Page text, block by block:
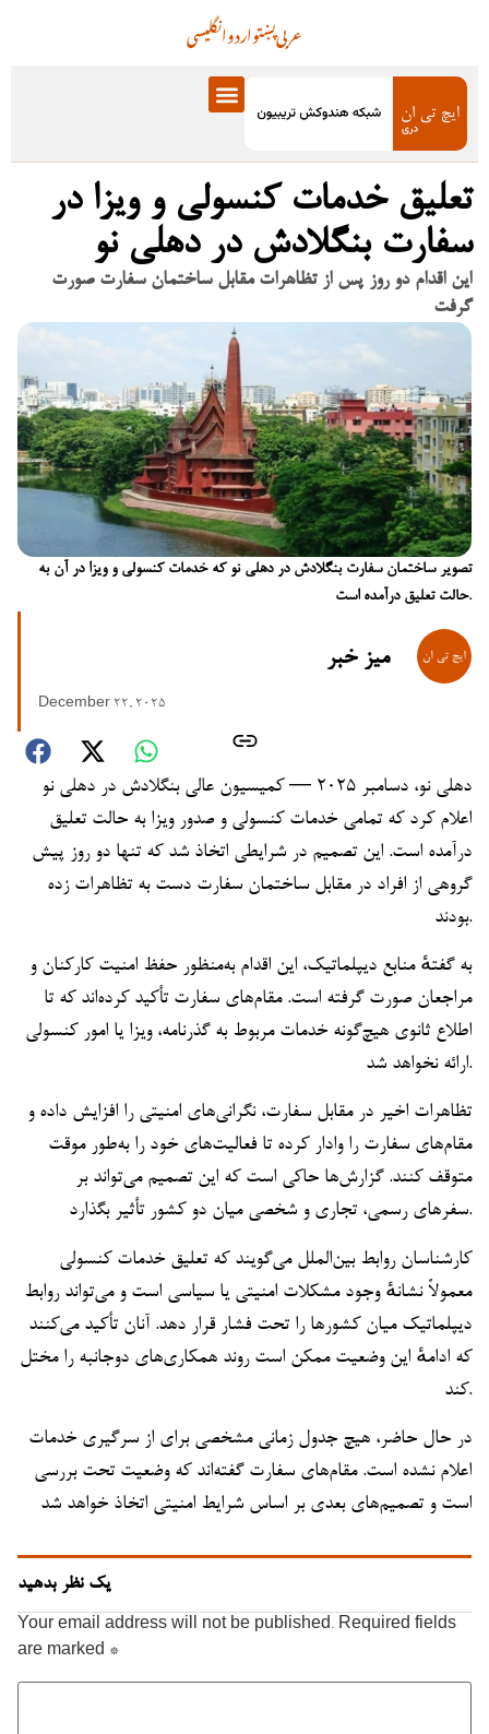
انگلیسیاردوپښتوعربی
تعلیق خدمات کنسولی و ویزا در
سفارت بنگلادش در دهلی نو
این اقدام دو روز پس از تظاهرات مقابل ساختمان سفارت صورت
گرفت
تصویر ساختمان سفارت بنگلادش در دهلی نو که خدمات کنسولی و ویزا در آن به
حالت تعلیق درآمده است.
میز خبر
December 22, 2025
دهلی نو، دسامبر ۲۰۲۵ — کمیسیون عالی بنگلادش در دهلی نو
اعلام کرد که تمامی خدمات کنسولی و صدور ویزا به حالت تعلیق
درآمده است. این تصمیم در شرایطی اتخاذ شد که تنها دو روز پیش
گروهی از افراد در مقابل ساختمان سفارت دست به تظاهرات زده
بودند.
به گفتهٔ منابع دیپلماتیک، این اقدام به‌منظور حفظ امنیت کارکنان و
مراجعان صورت گرفته است. مقام‌های سفارت تأکید کرده‌اند که تا
اطلاع ثانوی هیچ‌گونه خدمات مربوط به گذرنامه، ویزا یا امور کنسولی
ارائه نخواهد شد.
تظاهرات اخیر در مقابل سفارت، نگرانی‌های امنیتی را افزایش داده و
مقام‌های سفارت را وادار کرده تا فعالیت‌های خود را به‌طور موقت
متوقف کنند. گزارش‌ها حاکی است که این تصمیم می‌تواند بر
سفرهای رسمی، تجاری و شخصی میان دو کشور تأثیر بگذارد.
کارشناسان روابط بین‌الملل می‌گویند که تعلیق خدمات کنسولی
معمولاً نشانهٔ وجود مشکلات امنیتی یا سیاسی است و می‌تواند روابط
دیپلماتیک میان کشورها را تحت فشار قرار دهد. آنان تأکید می‌کنند
که ادامهٔ این وضعیت ممکن است روند همکاری‌های دوجانبه را مختل
کند.
در حال حاضر، هیچ جدول زمانی مشخصی برای از سرگیری خدمات
اعلام نشده است. مقام‌های سفارت گفته‌اند که وضعیت تحت بررسی
است و تصمیم‌های بعدی بر اساس شرایط امنیتی اتخاذ خواهد شد
یک نظر بدهید
Your email address will not be published. Required fields
are marked *